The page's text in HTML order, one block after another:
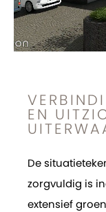
EN
De
zorgvuldig is
extensief